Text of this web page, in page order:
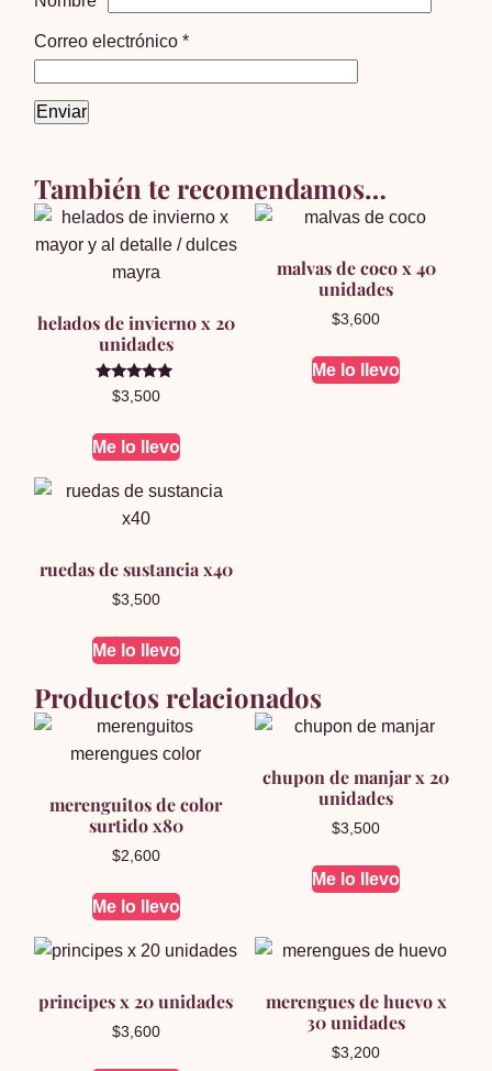
Correo electrónico*
También te recomendamos…
helados de invierno x 20
unidades
Valorado en
5.00
$3,500
Me lo llevo
malvas de coco x 40
unidades
$3,600
Me lo llevo
ruedas de sustancia x40
$3,500
Me lo llevo
Productos relacionados
merenguitos de color
surtido x80
$2,600
Me lo llevo
chupon de manjar x 20
unidades
$3,500
Me lo llevo
principes x 20 unidades
$3,600
merengues de huevo x
30 unidades
$3,200